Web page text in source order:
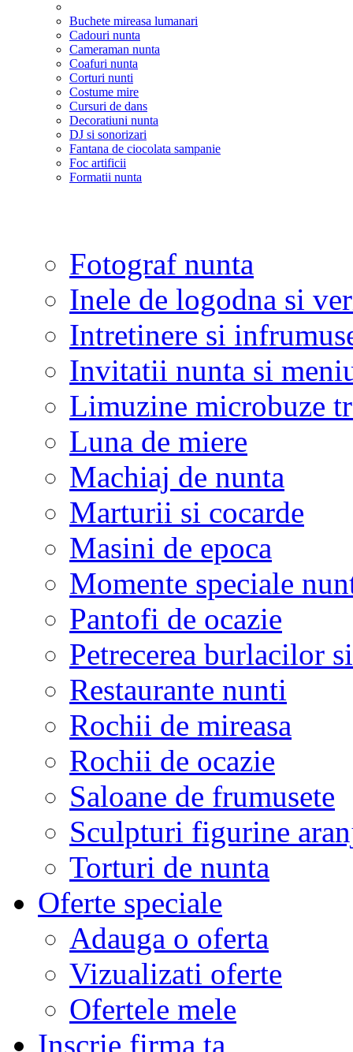
Buchete mireasa lumanari
Cadouri nunta
Cameraman nunta
Coafuri nunta
Corturi nunti
Costume mire
Cursuri de dans
Decoratiuni nunta
DJ si sonorizari
Fantana de ciocolata sampanie
Foc artificii
Formatii nunta
Fotograf nunta
Inele de logodna si
Intretinere si
Invitatii nunta si
Limuzine microbuze
Luna de miere
Machiaj de nunta
Marturii si cocarde
Masini de epoca
Momente speciale
Pantofi de ocazie
Petrecerea burlacilor
Restaurante nunti
Rochii de mireasa
Rochii de ocazie
Saloane de frumusete
Sculpturi figurine
Torturi de nunta
Oferte speciale
Adauga o oferta
Vizualizati oferte
Ofertele mele
Inscrie firma ta